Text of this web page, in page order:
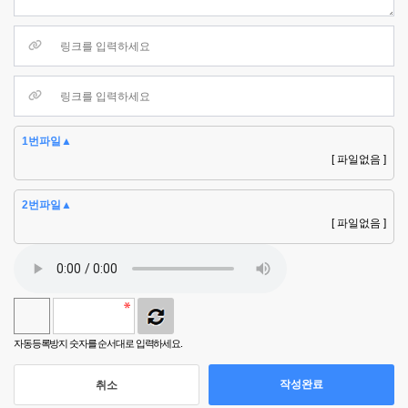
1번파일▲
[ 파일없음 ]
2번파일▲
[ 파일없음 ]
자동등록방지 숫자를 순서대로 입력하세요.
취소 작성완료